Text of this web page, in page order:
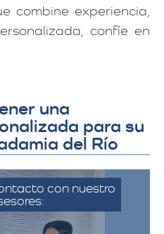
combine experiencia,
confíe en
una
para su
del Río
con nuestro